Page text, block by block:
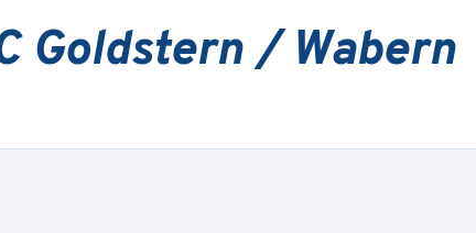
Goldstern / Wabern